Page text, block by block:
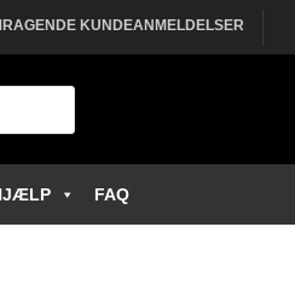
KUNDEANMELDELSER
FAQ